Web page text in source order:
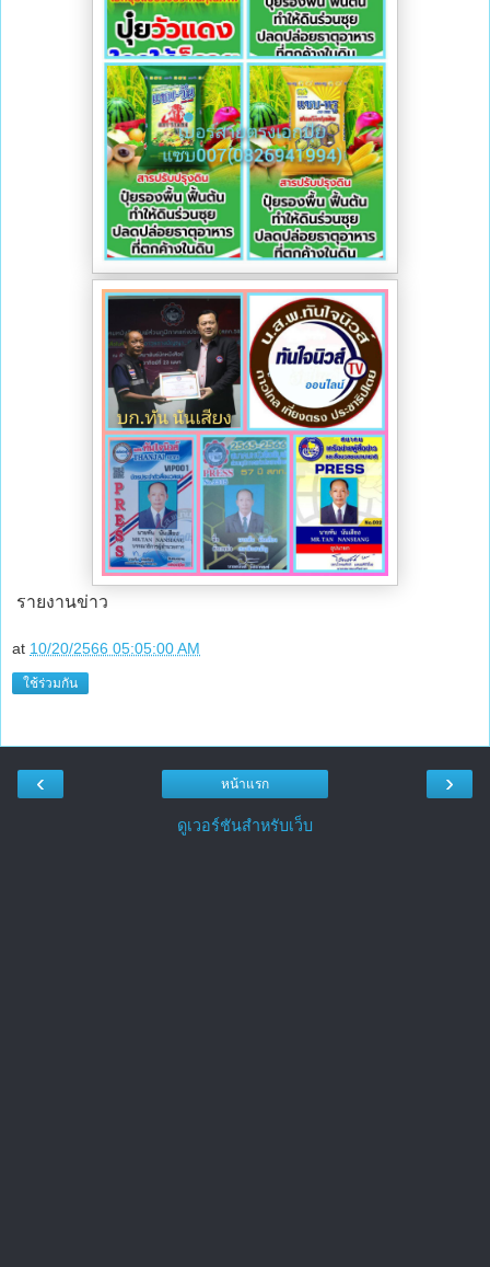
รายงานข่าว
at 10/20/2566 05:05:00 AM
ใช้ร่วมกัน
‹ ›
หน้าแรก
ดูเวอร์ชันสำหรับเว็บ